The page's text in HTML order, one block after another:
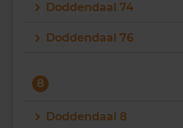
Doddendaal 74
Doddendaal 76
8
Doddendaal 8